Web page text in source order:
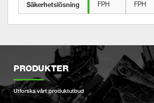
Säkerhetslösning FPH FPH
PRODUKTER
Utforska vårt produktutbud